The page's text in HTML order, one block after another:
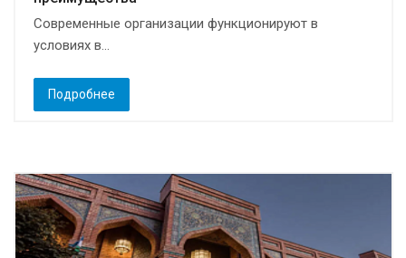
Современные организации функционируют в
условиях в...
Подробнее